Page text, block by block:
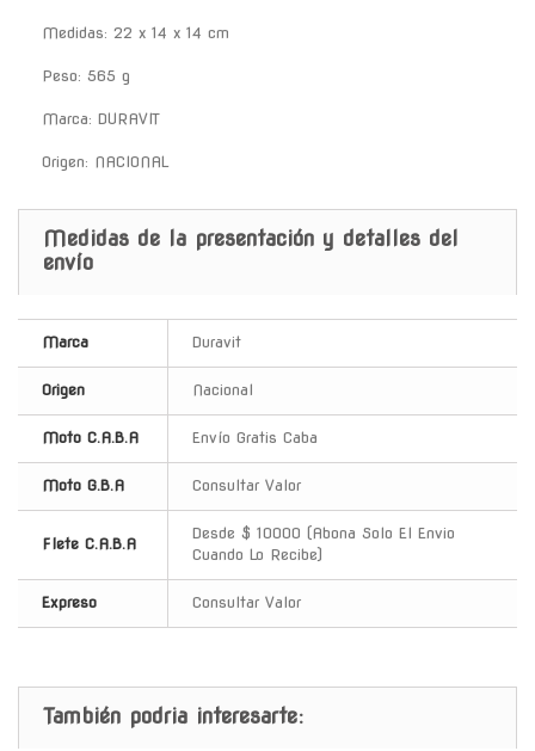
Medidas: 22 x 14 x 14 cm
Peso: 565 g
Marca: DURAVIT
Origen: NACIONAL
Medidas de la presentación y detalles del
envío
Marca Duravit
Origen Nacional
Moto C.A.B.A Envío Gratis Caba
Moto G.B.A Consultar Valor
Flete C.A.B.A
Desde $ 10000 (Abona Solo El Envio
Cuando Lo Recibe)
Expreso Consultar Valor
También podria interesarte: